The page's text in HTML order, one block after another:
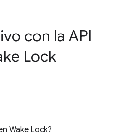
con la API
Lock
Wake Lock?